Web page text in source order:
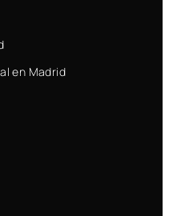
en Madrid